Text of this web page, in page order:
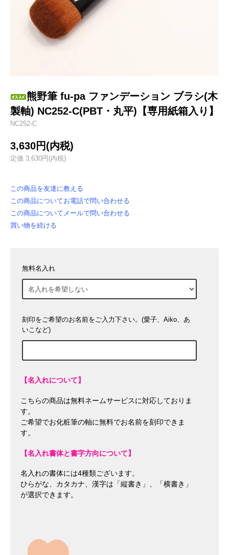
熊野筆 fu-pa ファンデーション ブラシ(木
製軸) NC252-C(PBT・丸平)【専用紙箱入り】
NC252-C
3,630円(内税)
定価 3,630円(内税)
この商品を友達に教える
この商品についてお電話で問い合わせる
この商品についてメールで問い合わせる
買い物を続ける
無料名入れ
刻印をご希望のお名前をご入力下さい。(愛子、Aiko、あ
いこなど)
【名入れについて】
こちらの商品は無料ネームサービスに対応しておりま
す。
ご希望でお化粧筆の軸に無料でお名前を刻印できま
す。
【名入れ書体と書字方向について】
名入れの書体には4種類ございます。
ひらがな、カタカナ、漢字は「縦書き」、「横書き」
が選択できます。